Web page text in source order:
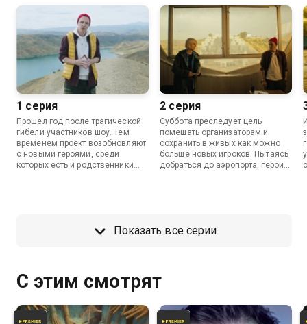
1 серия
Прошел год после трагической
гибели участников шоу. Тем
временем проект возобновляют
с новыми героями, среди
которых есть и родственники
2 серия
Суббота преследует цель
помешать организаторам и
сохранить в живых как можно
больше новых игроков. Пытаясь
добраться до аэропорта, герои
Показать все серии
С этим смотрят